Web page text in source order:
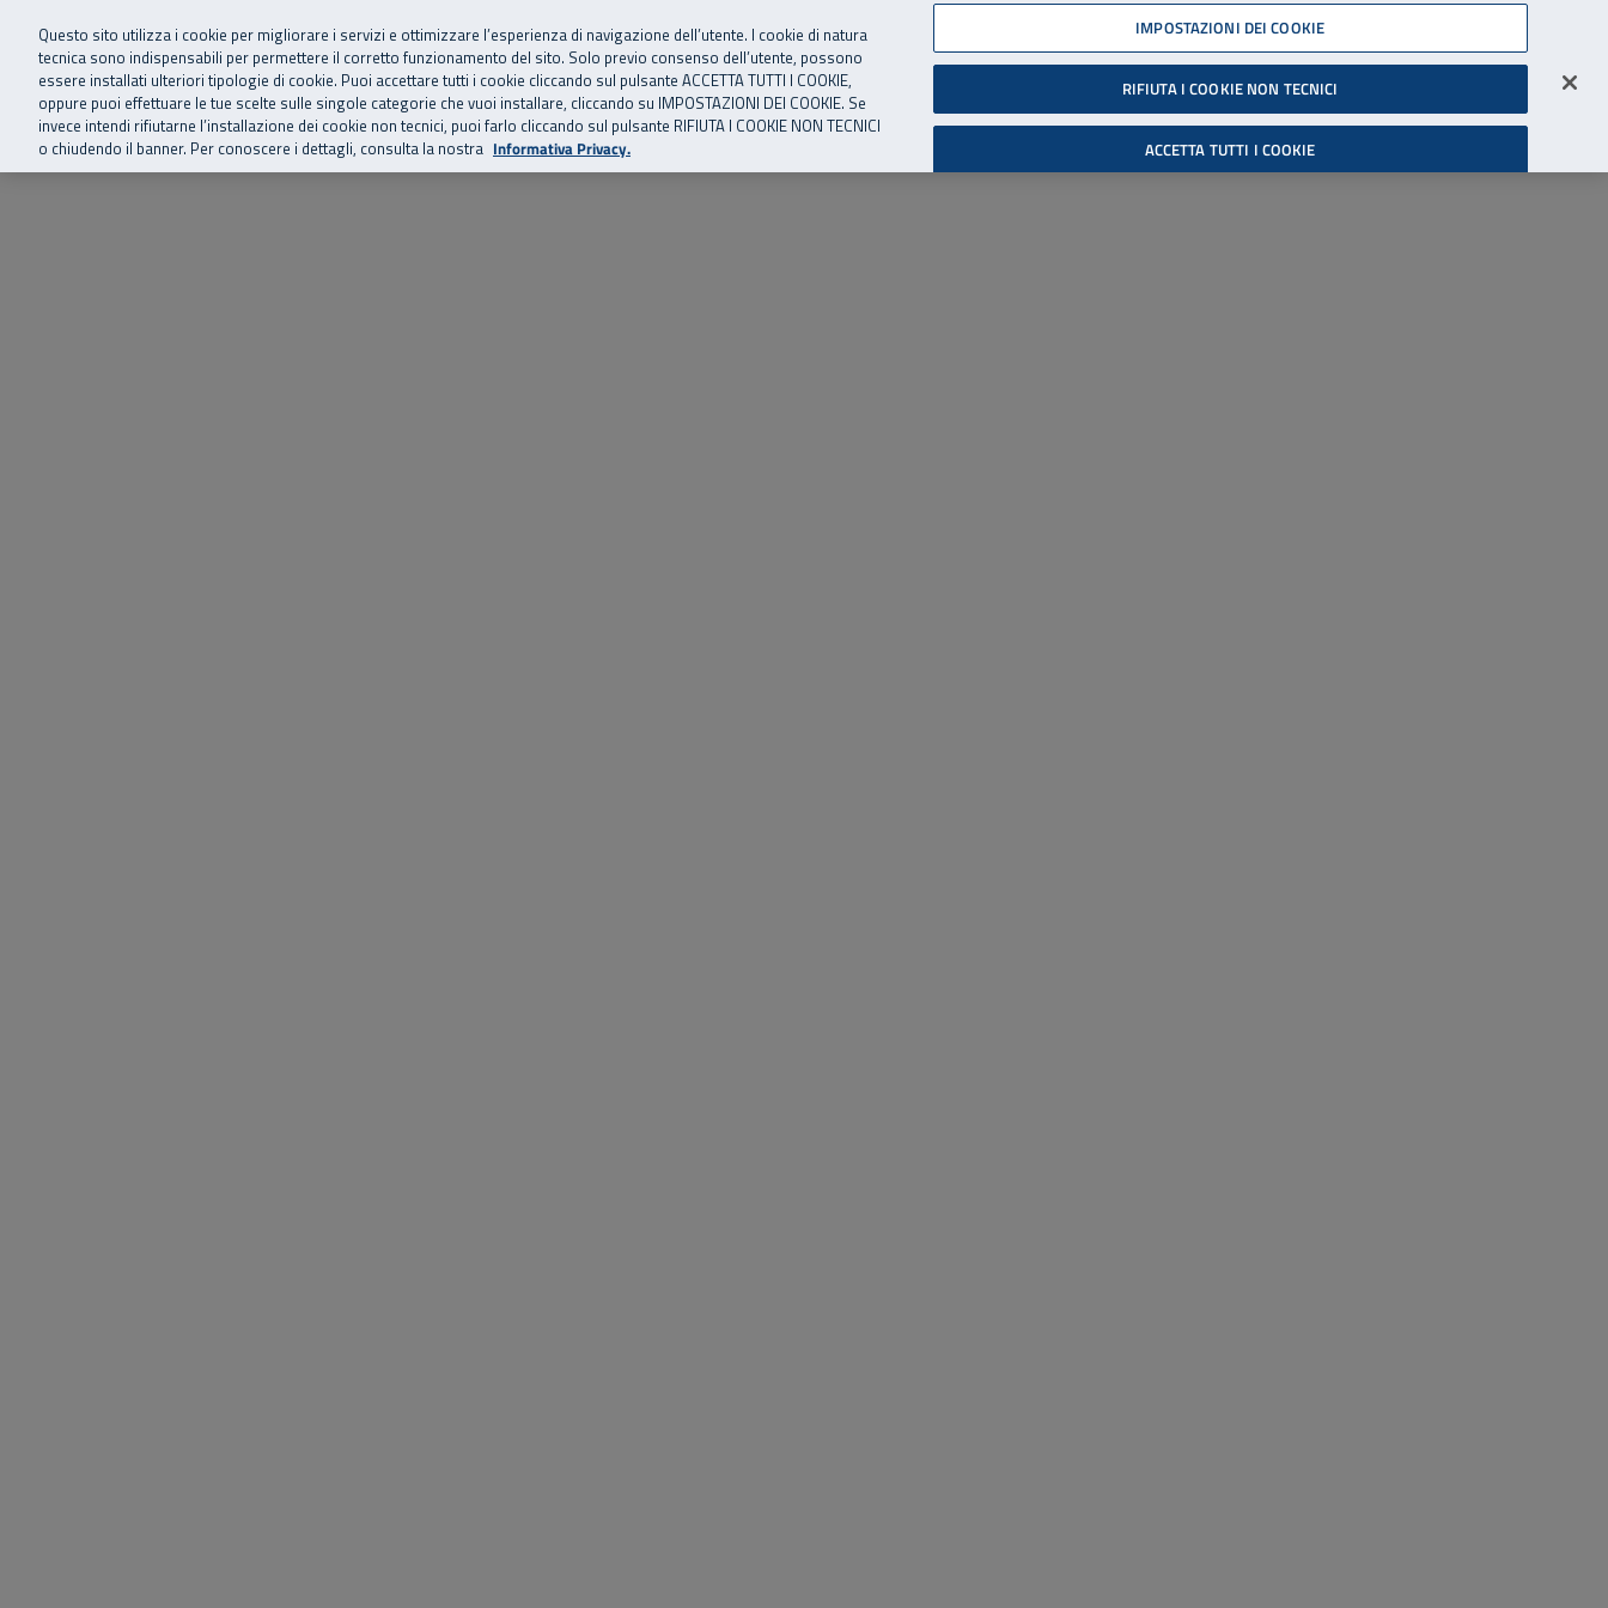
Vai al menu principale
Vai al contenuto principale
Vai al Footer 06 45539607
SuperAbile - il Contact Center Inail per il mondo della disabilità
Home Chi siamo Storie, news ed eventi Risorse utili Supporto Accessibilità
Cerca
Accedi all'area riservata
Questo sito utilizza i cookie per migliorare i servizi e ottimizzare l’esperienza di navigazione dell’utente. I cookie di natura
tecnica sono indispensabili per permettere il corretto funzionamento del sito. Solo previo consenso dell’utente, possono
essere installati ulteriori tipologie di cookie. Puoi accettare tutti i cookie cliccando sul pulsante ACCETTA TUTTI I COOKIE,
oppure puoi effettuare le tue scelte sulle singole categorie che vuoi installare, cliccando su IMPOSTAZIONI DEI COOKIE. Se
invece intendi rifiutarne l’installazione dei cookie non tecnici, puoi farlo cliccando sul pulsante RIFIUTA I COOKIE NON TECNICI
o chiudendo il banner. Per conoscere i dettagli, consulta la nostra Informativa Privacy.
IMPOSTAZIONI DEI COOKIE
RIFIUTA I COOKIE NON TECNICI
ACCETTA TUTTI I COOKIE